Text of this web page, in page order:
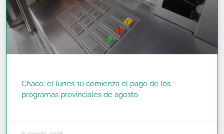
Chaco: el lunes 10 comienza el pago de los
programas provinciales de agosto